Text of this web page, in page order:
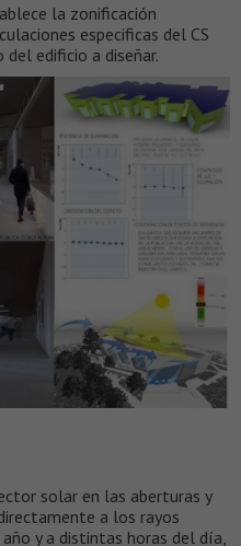
la zonificación
especificas del CS
edificio a diseñar.
solar en las aberturas y
a los rayos
y a distintas horas del día,